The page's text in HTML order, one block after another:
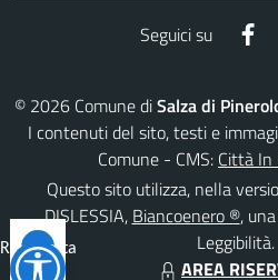
Seguici su
© 2026 Comune diSalza di
I contenuti del sito, testi e
Comune - CMS: Città In
Questo sito utilizza, nella
DISLESSIA, Biancoenero ®,
Leggibilità.
AREA
Reimposta
tutto